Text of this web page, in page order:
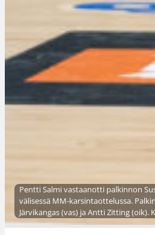
Pentti Salmi vastaanotti palkinnon
välisessä MM-karsintaottelussa.
Järvikangas (vas) ja Antti Zitting (oik).